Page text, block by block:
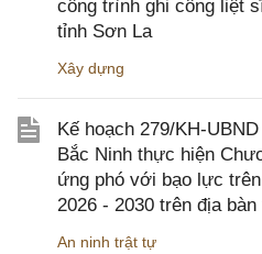
công trình ghi công liệt
tỉnh Sơn La
Xây dựng
Kế hoạch 279/KH-
Bắc Ninh thực hiện
ứng phó với bạo lực
2026 - 2030 trên địa
An ninh trật tự